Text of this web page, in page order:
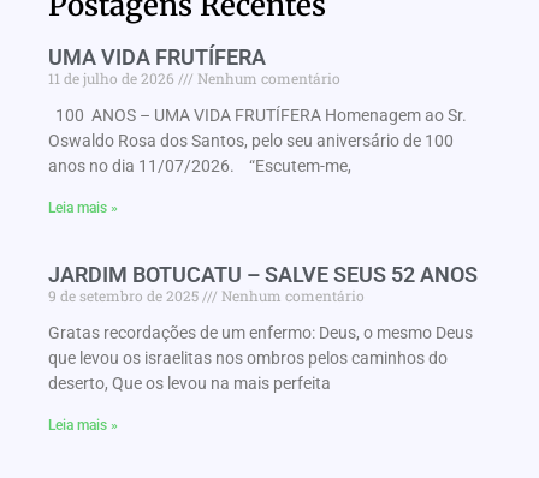
UMA VIDA FRUTÍFERA
11 de julho de 2026
Nenhum comentário
100 ANOS – UMA VIDA FRUTÍFERA Homenagem ao Sr.
Oswaldo Rosa dos Santos, pelo seu aniversário de 100
anos no dia 11/07/2026. “Escutem-me,
Leia mais »
JARDIM BOTUCATU – SALVE SEUS 52 ANOS
9 de setembro de 2025
Nenhum comentário
Gratas recordações de um enfermo: Deus, o mesmo Deus
que levou os israelitas nos ombros pelos caminhos do
deserto, Que os levou na mais perfeita
Leia mais »